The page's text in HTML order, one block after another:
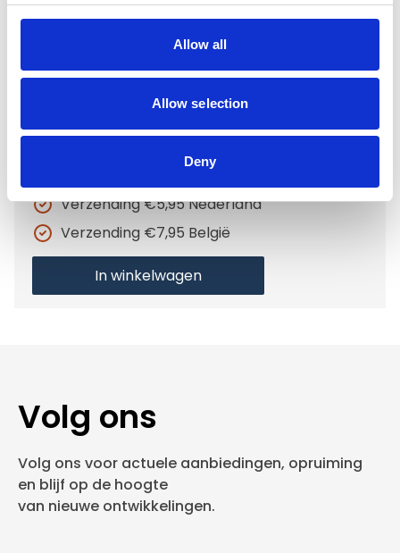
Allow all
Allow selection
Deny
Yakka's Yakmelk kauwbot Maat M
Op voorraad
Voor 15.00 uur besteld dezelfde werkdag
Gratis verzending vanaf €50,-
Verzending €5,95 Nederland
Verzending €7,95 België
In winkelwagen
Volg ons
Volg ons voor actuele aanbiedingen, opruiming
en blijf op de hoogte
van nieuwe ontwikkelingen.